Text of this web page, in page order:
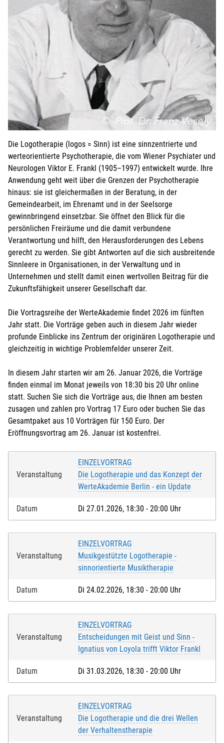
Kosten
Ich melde weitere Personen an (ab 15 Jahren)
Bei Veranstaltungen mit Kindern:
Kind mit anmelden
Lastschrift
Mit der Anmeldung willige ich ein, dass die
Teilnahmegebühr vom angegebenen Konto
eingezogen wird.
Mit der Anmeldung versichere ich, dass ich
verfüge, dass vom entsprechenden Konto die
Teilnahmegebühr eingezogen wird.
Kontoinhaber/-in*:
IBAN*:
Ich akzeptiere dieNutzungsbedingungen (AGB)
Widerrufsbelehrunghabe ich zur Kenntnis genommen
und ich bestätige, dass ich das 16. Lebensjahr
vollendet habe.*
Bei Feldern mit * handelt es sich um Pflichtfelder.
Die Logotherapie (logos = Sinn) ist eine sinnzentrierte und
werteorientierte Psychotherapie, die vom Wiener Psychiater und
Neurologen Viktor E. Frankl (1905–1997) entwickelt wurde. Ihre
Anwendung geht weit über die Grenzen der Psycho­therapie
hinaus: sie ist gleichermaßen in der Beratung, in der
Gemeindearbeit, im Ehrenamt und in der Seelsorge
gewinnbringend einsetzbar. Sie öffnet den Blick für die
persönlichen Freiräume und die damit verbundene
Verantwortung und hilft, den Herausforderungen des Lebens
gerecht zu werden. Sie gibt Antworten auf die sich ausbreitende
Sinnleere in Organisationen, in der Verwaltung und in
Unternehmen und stellt damit einen wertvollen Beitrag für die
Zukunftsfähigkeit unserer Gesellschaft dar.
Die Vortragsreihe der WerteAkademie findet 2026 im fünften
Jahr statt. Die Vorträge geben auch in diesem Jahr wieder
profunde Einblicke ins Zentrum der originären Logotherapie und
gleichzeitig in wichtige Problemfelder unserer Zeit.
In diesem Jahr starten wir am 26. Januar 2026, die Vorträge
finden einmal im Monat jeweils von 18:30 bis 20 Uhr online
statt. Suchen Sie sich die Vorträge aus, die Ihnen am besten
zusagen und zahlen pro Vortrag 17 Euro oder buchen Sie das
Gesamtpaket aus 10 Vorträgen für 150 Euro. Der
Eröffnungsvortrag am 26. Januar ist kostenfrei.
Veranstaltung
EINZELVORTRAG
Die Logotherapie und das Konzept der
WerteAkademie Berlin - ein Update
Datum Di 27.01.2026, 18:30 - 20:00 Uhr
Veranstaltung
EINZELVORTRAG
Musikgestützte Logotherapie -
sinnorientierte Musiktherapie
Datum Di 24.02.2026, 18:30 - 20:00 Uhr
Veranstaltung
EINZELVORTRAG
Entscheidungen mit Geist und Sinn -
Ignatius von Loyola trifft Viktor Frankl
Datum Di 31.03.2026, 18:30 - 20:00 Uhr
Veranstaltung
EINZELVORTRAG
Die Logotherapie und die drei Wellen
der Verhaltenstherapie